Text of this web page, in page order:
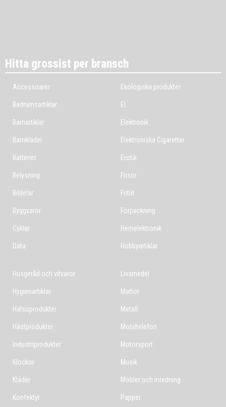
Hitta grossist per bransch
Accessoarer
Badrumsartiklar
Barnartiklar
Barnkläder
Batterier
Belysning
Bildelar
Byggvaror
Cyklar
Data
Ekologiska produkter
El
Elektronik
Elektroniska Cigaretter
Erotik
Frisör
Fritid
Förpackning
Hemelektronik
Hobbyartiklar
Husgeråd och vitvaror
Hygienartiklar
Hälsoprodukter
Hästprodukter
Industriprodukter
Klockor
Kläder
Konfektyr
Livsmedel
Mattor
Metall
Mobiltelefon
Motorsport
Musik
Möbler och inredning
Papper